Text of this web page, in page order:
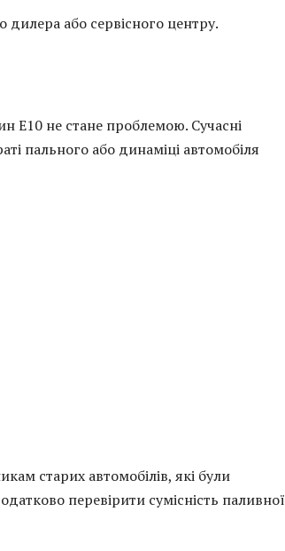
або сервісного центру.
Е10 не стане проблемою. Сучасні
пального або динаміці автомобіля
старих автомобілів, які були
перевірити сумісність паливної